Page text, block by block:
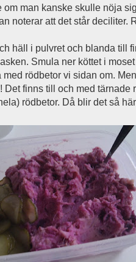
man kanske skulle nöja
noterar att det står deciliter.
häll i pulvret och blanda till
Smula ner köttet i
rödbetor vi sidan om.
finns till och med tärnade
rödbetor. Då blir det så